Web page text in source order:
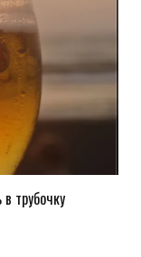
трубочку